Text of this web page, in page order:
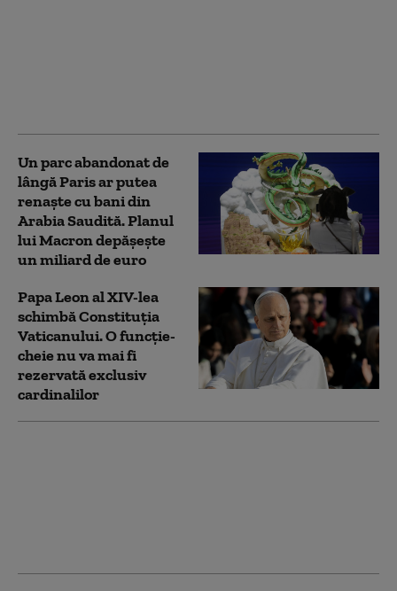
Un parc abandonat de
lângă Paris ar putea
renaște cu bani din
Arabia Saudită. Planul
lui Macron depășește
un miliard de euro
Papa Leon al XIV-lea
schimbă Constituția
Vaticanului. O funcție-
cheie nu va mai fi
rezervată exclusiv
cardinalilor